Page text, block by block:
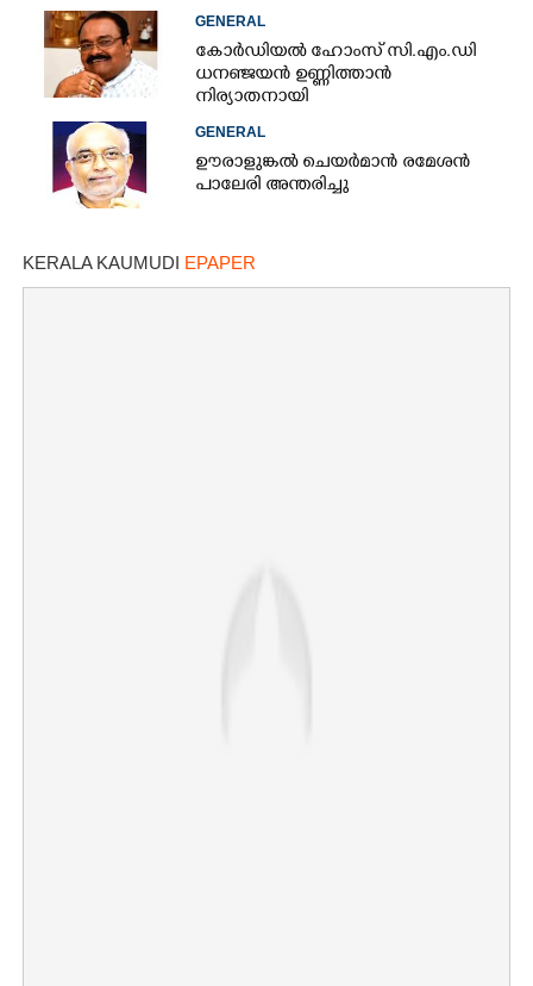
GENERAL
കോർഡിയൽ ഹോംസ് സി.എം.ഡി
ധനഞ്ജയൻ ഉണ്ണിത്താൻ
നിര്യാതനായി
GENERAL
ഊരാളുങ്കൽ ചെയർമാൻ രമേശൻ
പാലേരി അന്തരിച്ചു
KERALA KAUMUDI EPAPER